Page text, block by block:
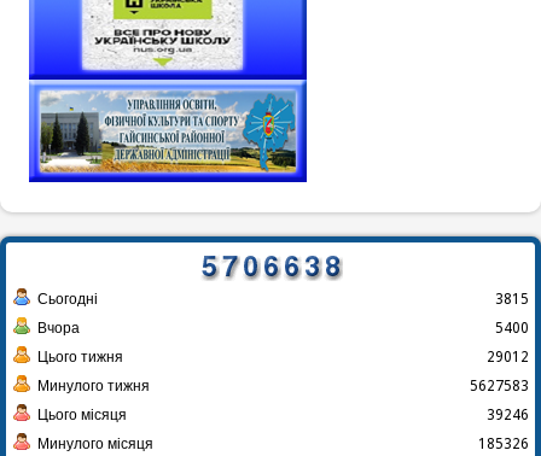
Сьогодні
Вчора
Цього тижня
Минулого тижня
Цього місяця
Минулого місяця
3815
5400
29012
5627583
39246
185326